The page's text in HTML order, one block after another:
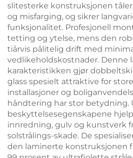
slitesterke konstruksjonen
og misfarging, og sikrer
funksjonalitet. Profesjonell
tetting og ytelse, mens den
tiårvis pålitelig drift med
vedlikeholdskostnader. Denne
karakteristikken gjør
glass spesielt attraktive for
installasjoner og
håndtering har stor betydning.
beskyttelsesegenskapene
innredning, gulv og kunstverk
solstrålings-skade. De
den laminerte konstruksjonen